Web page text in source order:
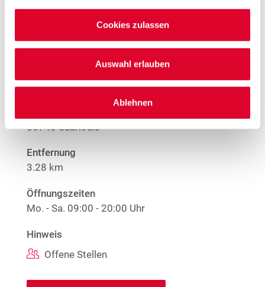
Cookies zulassen
Auswahl erlauben
Ablehnen
Woolworth – Saarlouis
66740 Saarlouis
Entfernung
3.28 km
Öffnungszeiten
Mo. - Sa. 09:00 - 20:00 Uhr
Hinweis
Offene Stellen